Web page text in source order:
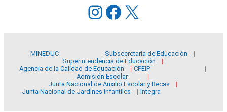
Instagram
Facebook
X
MINEDUC
Subsecretaría de Educación
Superintendencia de Educación
Agencia de la Calidad de Educación
CPEIP
Admisión Escolar
Junta Nacional de Auxilio Escolar y Becas
Junta Nacional de Jardines Infantiles
Integra